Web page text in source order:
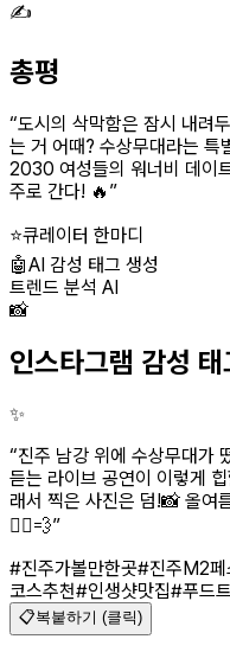
✍️
총평
“도시의 삭막함은 잠시 내려
는 거 어때? 수상무대라는
2030 여성들의 워너비 데이
주로 간다! 🔥 ”
⭐큐레이터 한마디
🤖AI 감성 태그 생성
트렌드 분석 AI
📸
인스타그램 감성 태
✨
“진주 남강 위에 수상무대가
듣는 라이브 공연이 이렇게
래서 찍은 사진은 덤!📸 올여
🏃‍♀️💨”
#진주가볼만한곳#진주M2페
코스추천#인생샷맛집#푸드
📋복붙하기 (클릭)